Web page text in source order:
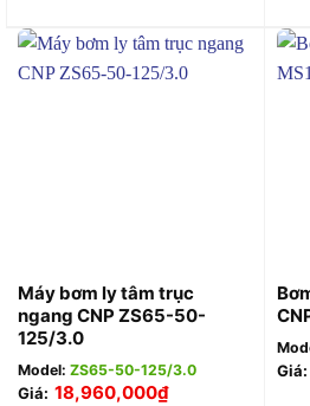
Máy bơm ly tâm trục
ngang CNP ZS65-50-
125/3.0
Model: ZS65-50-125/3.0
Giá: 18,960,000₫
Giá: